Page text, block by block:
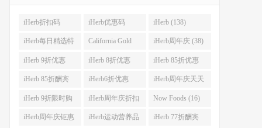
iHerb折扣码
(341)
iHerb优惠码
(282)
iHerb (138)
iHerb每日精选特
惠 (53)
California Gold
Nutrition(CGN)
(42)
iHerb周年庆 (38)
iHerb 9折优惠
(38)
iHerb 8折优惠
(37)
iHerb 85折优惠
(27)
iHerb 85折酬宾
(23)
iHerb6折优惠
(23)
iHerb周年庆天天
大酬宾 (22)
iHerb 9折限时购
(21)
iHerb周年庆折扣
码 (17)
Now Foods (16)
iHerb周年庆钜惠 iHerb运动营养品 iHerb 77折酬宾